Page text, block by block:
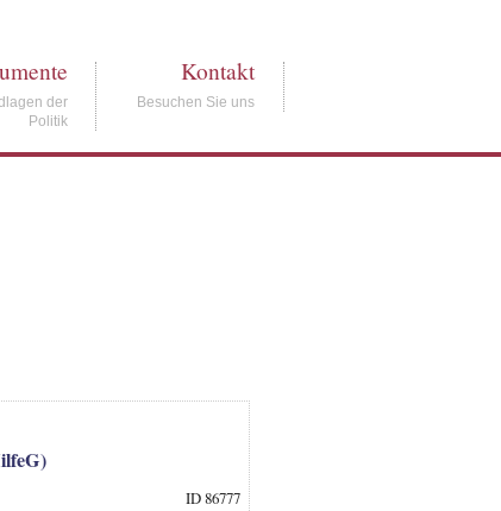
der
Politik
Kontakt
Besuchen Sie uns
ID 86777